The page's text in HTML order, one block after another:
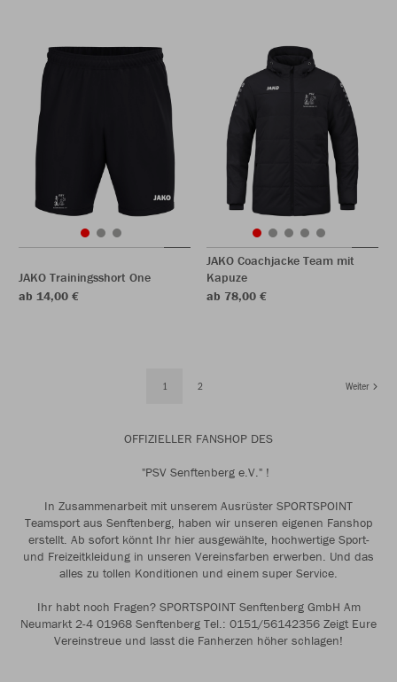
JAKO Trainingsshort One
ab 14,00 €
JAKO Coachjacke Team mit
Kapuze
ab 78,00 €
1 2 Weiter
OFFIZIELLER FANSHOP DES
"PSV Senftenberg e.V." !
In Zusammenarbeit mit unserem Ausrüster SPORTSPOINT
Teamsport aus Senftenberg, haben wir unseren eigenen Fanshop
erstellt. Ab sofort könnt Ihr hier ausgewählte, hochwertige Sport-
und Freizeitkleidung in unseren Vereinsfarben erwerben. Und das
alles zu tollen Konditionen und einem super Service.
Ihr habt noch Fragen? SPORTSPOINT Senftenberg GmbH Am
Neumarkt 2-4 01968 Senftenberg Tel.: 0151/56142356 Zeigt Eure
Vereinstreue und lasst die Fanherzen höher schlagen!